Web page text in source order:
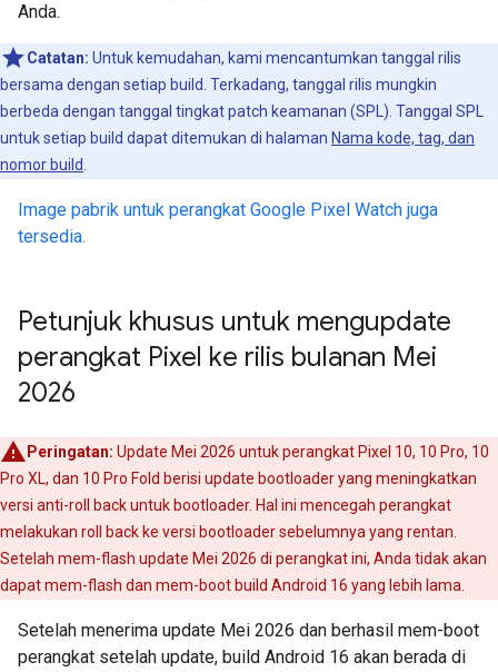
Anda.
Catatan: Untuk kemudahan, kami mencantumkan tanggal rilis
bersama dengan setiap build. Terkadang, tanggal rilis mungkin
berbeda dengan tanggal tingkat patch keamanan (SPL). Tanggal SPL
untuk setiap build dapat ditemukan di halaman Nama kode, tag, dan
nomor build
Image pabrik untuk perangkat Google Pixel Watch juga
tersedia.
Petunjuk khusus untuk mengupdate
perangkat Pixel ke rilis bulanan Mei
2026
Peringatan: Update Mei 2026 untuk perangkat Pixel 10, 10 Pro, 10
Pro XL, dan 10 Pro Fold berisi update bootloader yang meningkatkan
versi anti-roll back untuk bootloader. Hal ini mencegah perangkat
melakukan roll back ke versi bootloader sebelumnya yang rentan.
Setelah mem-flash update Mei 2026 di perangkat ini, Anda tidak akan
dapat mem-flash dan mem-boot build Android 16 yang lebih lama.
Setelah menerima update Mei 2026 dan berhasil mem-boot
perangkat setelah update, build Android 16 akan berada di